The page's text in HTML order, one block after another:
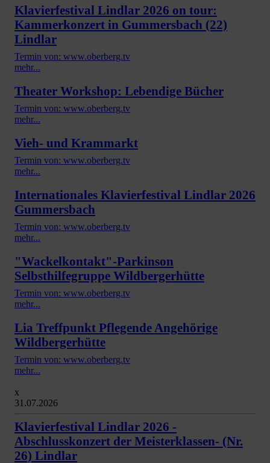
Klavierfestival Lindlar 2026 on tour:
Kammerkonzert in Gummersbach (22)
Lindlar
Termin von: www.oberberg.tv
mehr...
Theater Workshop: Lebendige Bücher
Termin von: www.oberberg.tv
mehr...
Vieh- und Krammarkt
Termin von: www.oberberg.tv
mehr...
Internationales Klavierfestival Lindlar 2026
Gummersbach
Termin von: www.oberberg.tv
mehr...
"Wackelkontakt"-Parkinson
Selbsthilfegruppe Wildbergerhütte
Termin von: www.oberberg.tv
mehr...
Lia Treffpunkt Pflegende Angehörige
Wildbergerhütte
Termin von: www.oberberg.tv
mehr...
x
31.07.2026
Klavierfestival Lindlar 2026 -
Abschlusskonzert der Meisterklassen- (Nr.
26) Lindlar